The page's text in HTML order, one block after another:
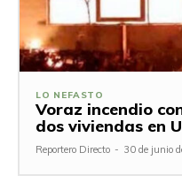
LO NEFASTO
Voraz incendio
dos viviendas en
Reportero Directo - 30 de junio